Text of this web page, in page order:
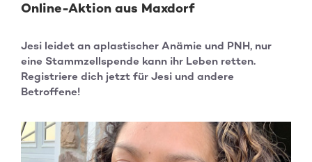
Online-Aktion aus Maxdorf
Jesi leidet an aplastischer Anämie und PNH, nur
eine Stammzellspende kann ihr Leben retten.
Registriere dich jetzt für Jesi und andere
Betroffene!